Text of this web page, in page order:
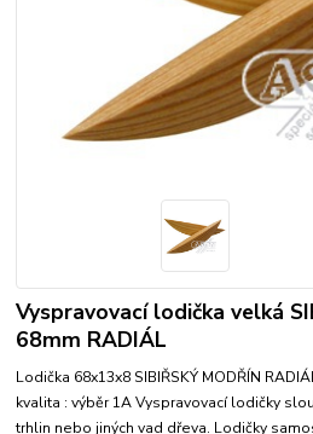
Vyspravovací lodička velká
68mm RADIÁL
Lodička 68x13x8 SIBIŘSKÝ MODŘÍN
kvalita : výběr 1A Vyspravovací lodičky
trhlin nebo jiných vad dřeva. Lodičky